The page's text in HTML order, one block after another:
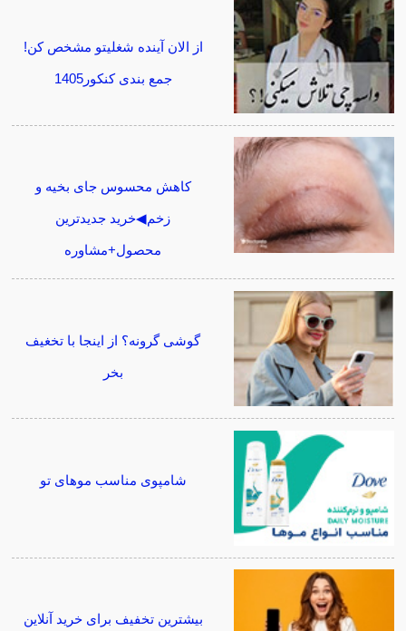
از الان آینده شغلیتو مشخص کن!
جمع بندی کنکور1405
کاهش محسوس جای بخیه و
زخم◀خرید جدیدترین
محصول+مشاوره
گوشی گرونه؟ از اینجا با تخغیف
بخر
شامپوی مناسب موهای تو
بیشترین تخفیف برای خرید آنلاین